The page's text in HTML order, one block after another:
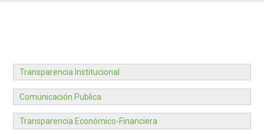
Transparencia Institucional
Comunicación Publica
Transparencia Económico-Financiera